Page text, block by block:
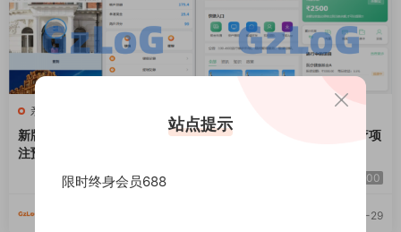
亲测源码
新版酒店竞猜投注/酒店评价下
注预设/抽奖/信用分
3000
新版海外投资理财系统/医疗项
5000
2026-07-29
站点提示
限时终身会员688